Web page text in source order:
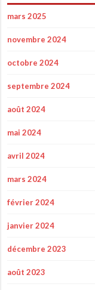
mars 2025
novembre 2024
octobre 2024
septembre 2024
août 2024
mai 2024
avril 2024
mars 2024
février 2024
janvier 2024
décembre 2023
août 2023